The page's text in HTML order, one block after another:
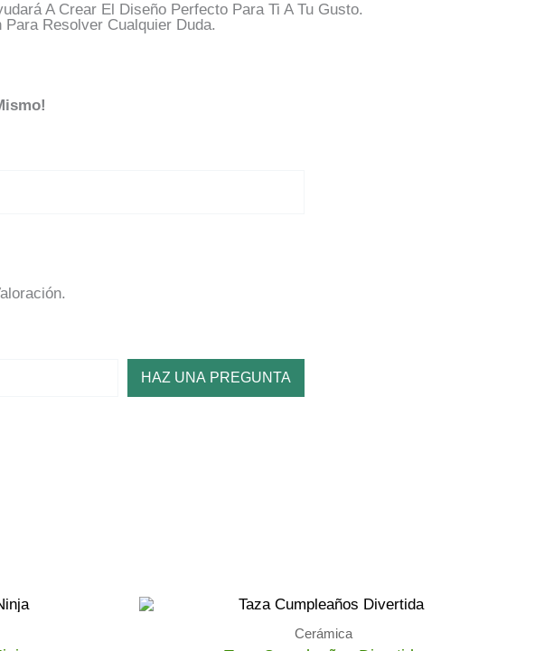
A Crear El Diseño Perfecto Para Ti A Tu Gusto.
Resolver Cualquier Duda.
HAZ UNA PREGUNTA
Cerámica